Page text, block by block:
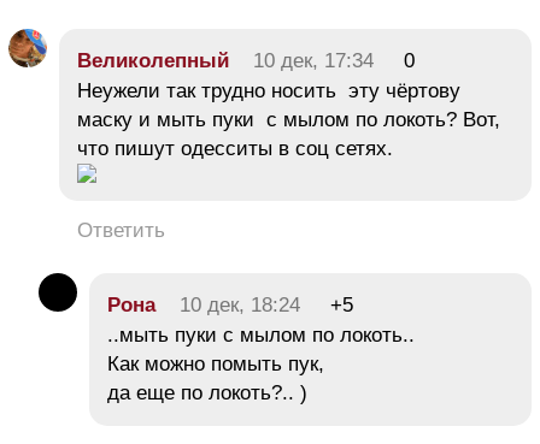
Великолепный 10 дек, 17:34
0
Неужели так трудно носить эту чёртову
маску и мыть пуки с мылом по локоть? Вот,
что пишут одесситы в соц сетях.
Ответить
Рона 10 дек, 18:24
+5
..мыть пуки с мылом по локоть..
Как можно помыть пук,
да еще по локоть?.. )